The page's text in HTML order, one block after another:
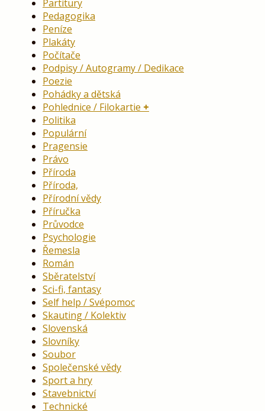
Partitury
Pedagogika
Peníze
Plakáty
Počítače
Podpisy / Autogramy / Dedikace
Poezie
Pohádky a dětská
Pohlednice / Filokartie
Politika
Populární
Pragensie
Právo
Příroda
Příroda,
Přírodní vědy
Příručka
Průvodce
Psychologie
Řemesla
Román
Sběratelství
Sci-fi, fantasy
Self help / Svépomoc
Skauting / Kolektiv
Slovenská
Slovníky
Soubor
Společenské vědy
Sport a hry
Stavebnictví
Technické